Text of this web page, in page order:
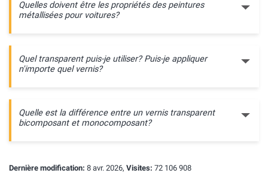
Quelles doivent être les propriétés des peintures
métallisées pour voitures?
Quel transparent puis-je utiliser? Puis-je appliquer
n'importe quel vernis?
Quelle est la différence entre un vernis transparent
bicomposant et monocomposant?
Dernière modification: 8 avr. 2026, Visites: 72 106 908